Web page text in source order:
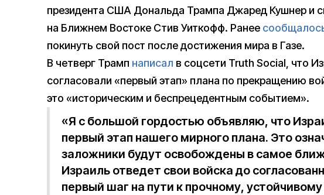
президента США Дональда Трампа Джаред Кушнер и
на Ближнем Востоке Стив Уиткофф. Ранее
покинуть свой пост после достижения мира в Газе.
В четверг Трамп написал в соцсети Truth Social, что
согласовали «первый этап» плана по прекращению
это «историческим и беспрецедентным событием».
«Я с большой гордостью объявляю, что
первый этап нашего мирного плана. Это
заложники будут освобождены в самое
Израиль отведет свои войска до
первый шаг на пути к прочному,